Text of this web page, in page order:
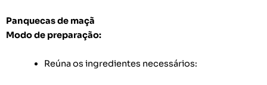
Panquecas de maçã
Modo de preparação:
Reúna os ingredientes necessários: